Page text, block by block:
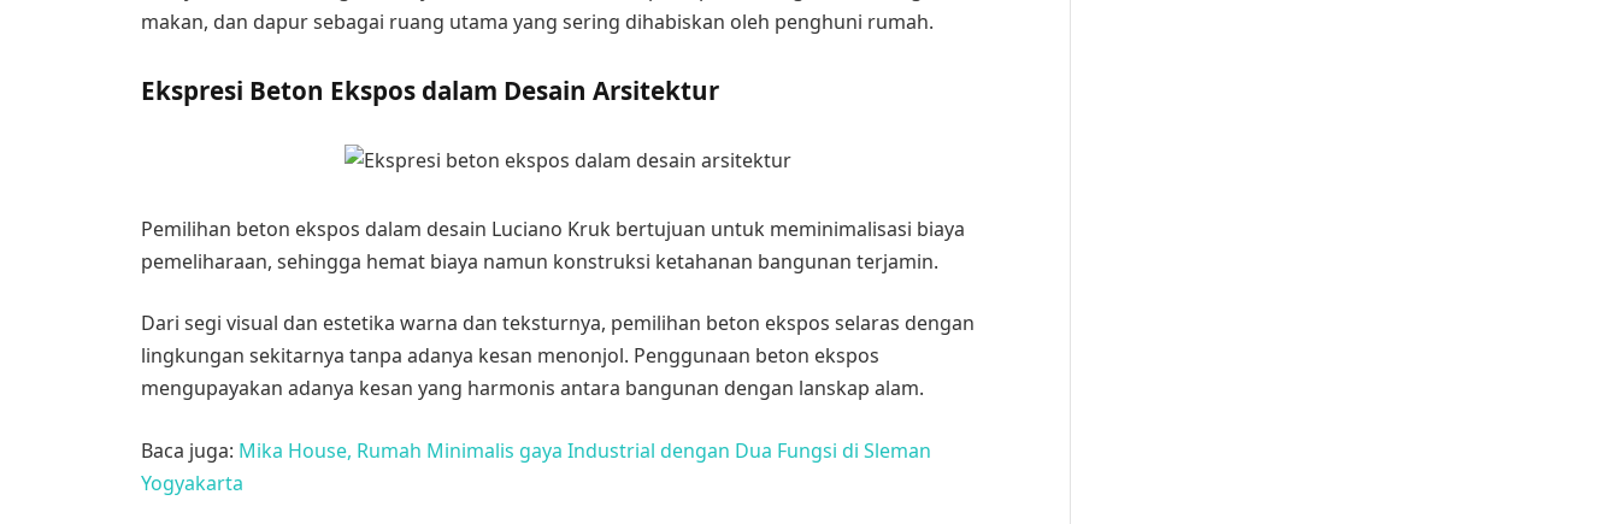
makan, dan dapur sebagai ruang utama yang sering dihabiskan oleh penghuni rumah.
Ekspresi Beton Ekspos dalam Desain Arsitektur
Pemilihan beton ekspos dalam desain Luciano Kruk bertujuan untuk meminimalisasi biaya
pemeliharaan, sehingga hemat biaya namun konstruksi ketahanan bangunan terjamin.
Dari segi visual dan estetika warna dan teksturnya, pemilihan beton ekspos selaras dengan
lingkungan sekitarnya tanpa adanya kesan menonjol. Penggunaan beton ekspos
mengupayakan adanya kesan yang harmonis antara bangunan dengan lanskap alam.
Baca juga: Mika House, Rumah Minimalis gaya Industrial dengan Dua Fungsi di Sleman
Yogyakarta